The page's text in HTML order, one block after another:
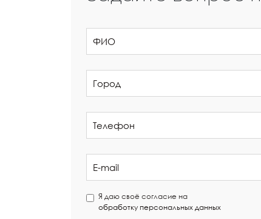
Я даю своё согласие на
обработку персональных данных